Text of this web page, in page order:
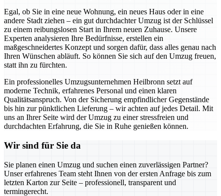
Egal, ob Sie in eine neue Wohnung, ein neues Haus oder in eine
andere Stadt ziehen – ein gut durchdachter Umzug ist der Schlüssel
zu einem reibungslosen Start in Ihrem neuen Zuhause. Unsere
Experten analysieren Ihre Bedürfnisse, erstellen ein
maßgeschneidertes Konzept und sorgen dafür, dass alles genau nach
Ihren Wünschen abläuft. So können Sie sich auf den Umzug freuen,
statt ihn zu fürchten.
Ein professionelles Umzugsunternehmen Heilbronn setzt auf
moderne Technik, erfahrenes Personal und einen klaren
Qualitätsanspruch. Von der Sicherung empfindlicher Gegenstände
bis hin zur pünktlichen Lieferung – wir achten auf jedes Detail. Mit
uns an Ihrer Seite wird der Umzug zu einer stressfreien und
durchdachten Erfahrung, die Sie in Ruhe genießen können.
Wir sind für Sie da
Sie planen einen Umzug und suchen einen zuverlässigen Partner?
Unser erfahrenes Team steht Ihnen von der ersten Anfrage bis zum
letzten Karton zur Seite – professionell, transparent und
termingerecht.